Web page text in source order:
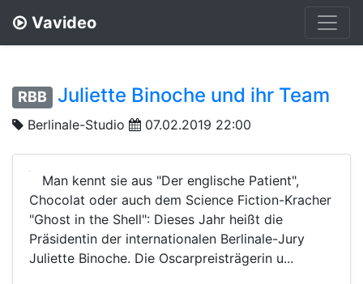
Vavideo
RBB Juliette Binoche und ihr Team
Berlinale-Studio 07.02.2019 22:00
Man kennt sie aus "Der englische Patient",
Chocolat oder auch dem Science Fiction-Kracher
"Ghost in the Shell": Dieses Jahr heißt die
Präsidentin der internationalen Berlinale-Jury
Juliette Binoche. Die Oscarpreisträgerin u...